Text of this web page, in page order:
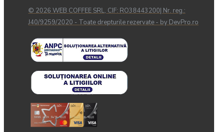
© 2026 WEB COFFEE SRL, CIF: RO38443200| Nr. reg.:
J40/9259/2020 - Toate drepturile rezervate - by DevPro.ro